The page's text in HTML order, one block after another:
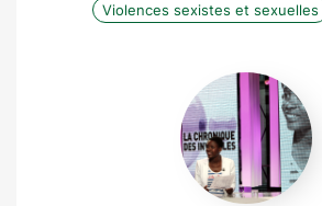
Violences sexistes et sexuelles
Rokhaya
Diallo